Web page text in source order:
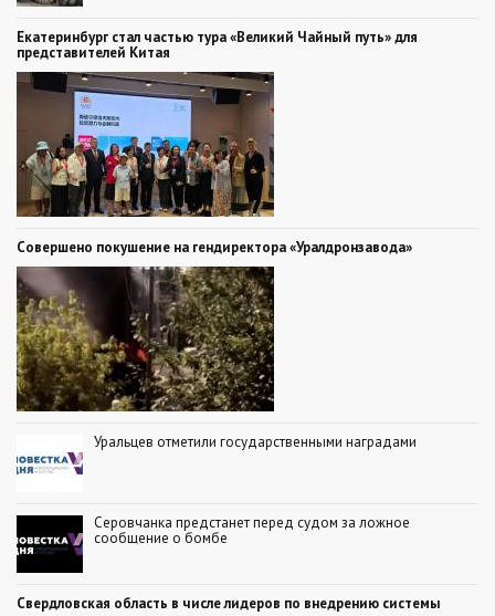
Екатеринбург стал частью тура «Великий Чайный путь» для
представителей Китая
Совершено покушение на гендиректора «Уралдронзавода»
Уральцев отметили государственными наградами
Серовчанка предстанет перед судом за ложное
сообщение о бомбе
Свердловская область в числе лидеров по внедрению системы